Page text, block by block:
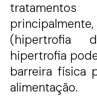
(hipertrofia
hipertrofia
barreira física
alimentação.